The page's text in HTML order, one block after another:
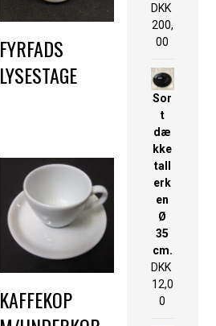
FYRFADS
LYSESTAGE
KAFFEKOP
DKK
200,
00
Sor
t
dæ
kke
tall
erk
en
Ø
35
cm.
DKK
12,0
0